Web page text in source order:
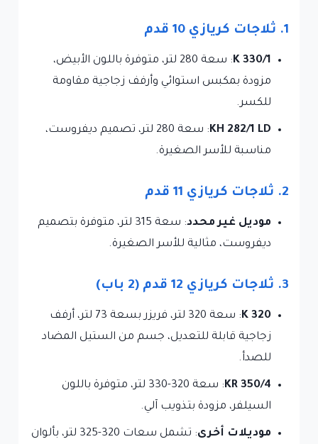
1. ثلاجات كريازي 10 قدم
K 330/1
: سعة 280 لتر، متوفرة باللون الأبيض،
مزودة بمكبس استوائي وأرفف زجاجية مقاومة
للكسر.
KH 282/1 LD
: سعة 280 لتر، تصميم ديفروست،
مناسبة للأسر الصغيرة.
2. ثلاجات كريازي 11 قدم
موديل غير محدد
: سعة 315 لتر، متوفرة بتصميم
ديفروست، مثالية للأسر الصغيرة.
3. ثلاجات كريازي 12 قدم (2 باب)
K 320
: سعة 320 لتر، فريزر بسعة 73 لتر، أرفف
زجاجية قابلة للتعديل، جسم من الستيل المضاد
للصدأ.
KR 350/4
: سعة 320-330 لتر، متوفرة باللون
السيلفر، مزودة بتذويب آلي.
موديلات أخرى
: تشمل سعات 320-325 لتر، بألوان